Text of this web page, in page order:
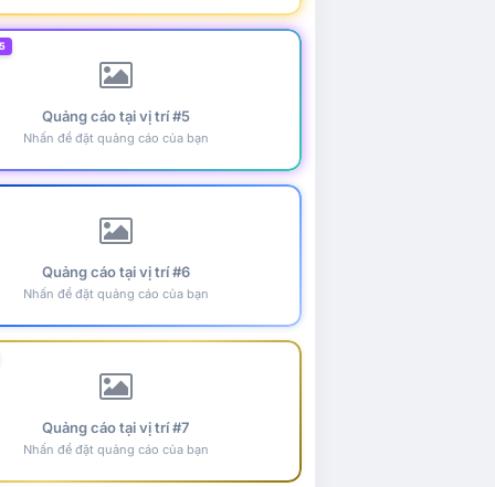
Quảng cáo tại vị trí #5
Nhấn để đặt quảng cáo của bạn
Quảng cáo tại vị trí #6
Nhấn để đặt quảng cáo của bạn
Quảng cáo tại vị trí #7
Nhấn để đặt quảng cáo của bạn